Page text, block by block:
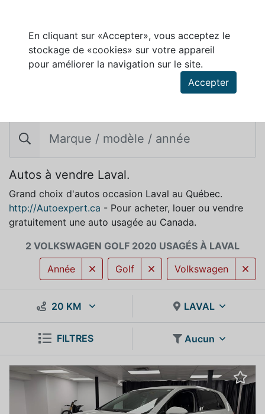
En cliquant sur «Accepter», vous acceptez le
stockage de «cookies» sur votre appareil
pour améliorer la navigation sur le site.
Accepter
VOLKSWAGEN GOLF 2020 À VENDRE À
Autos à vendre Laval.
Grand choix d'autos occasion Laval au Québec.
http://Autoexpert.ca - Pour acheter, louer ou vendre
gratuitement une auto usagée au Canada.
2 VOLKSWAGEN GOLF 2020 USAGÉS À LAVAL
Volkswagen
Golf
Année
20 KM LAVAL
FILTRES Aucun